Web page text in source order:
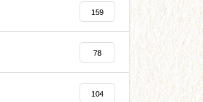
159
78
104